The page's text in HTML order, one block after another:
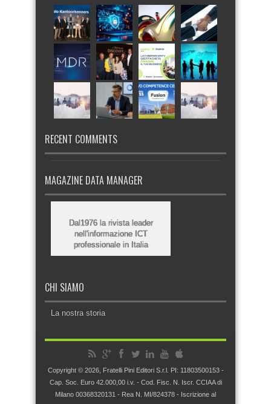
RECENT COMMENTS
MAGAZINE DATA MANAGER
Dal1976 la rivista leader
nell'informazione ICT
professionale in Italia
CHI SIAMO
La nostra storia
Copyright © 2026, Fratelli Pini Editori S.r.l. PI: 11803500153 -
Cap. Soc. Euro 42.000,00 i.v. - Cod. Fisc. N. Iscr. CCIAA di
Milano 00368320131 - Rea N. MI/824378 - Iscrizione al